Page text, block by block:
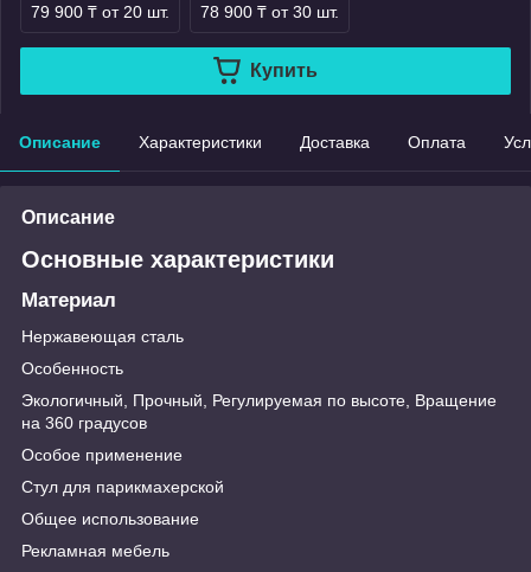
79 900 ₸ от 20 шт. 78 900 ₸ от 30 шт.
Купить
Описание Характеристики Доставка Оплата
Описание
Основные характеристики
Материал
Нержавеющая сталь
Особенность
Экологичный, Прочный, Регулируемая по высоте, Вращение
на 360 градусов
Особое применение
Стул для парикмахерской
Общее использование
Рекламная мебель